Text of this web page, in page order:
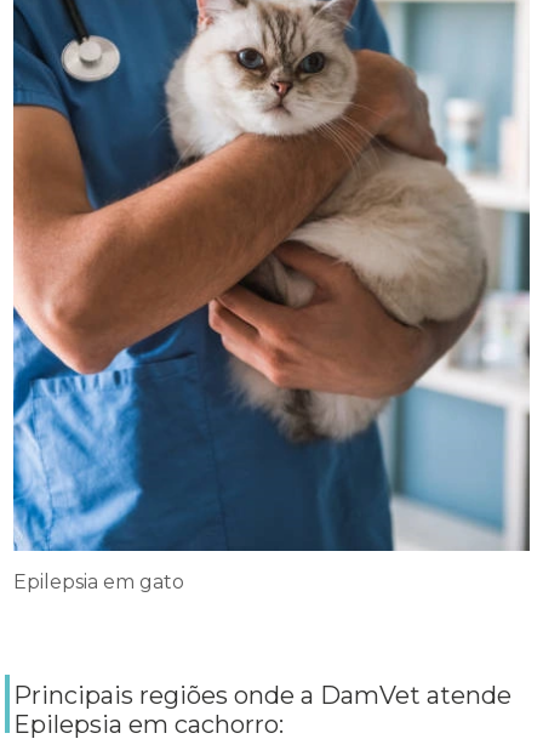
Epilepsia em gato
Principais regiões onde a DamVet atende
Epilepsia em cachorro: